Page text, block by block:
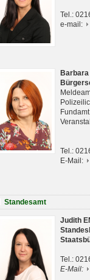
Tel.:
e-mail:
Tel.:
E-Mail:
Standesamt
Judith
Tel.:
E-Mail: